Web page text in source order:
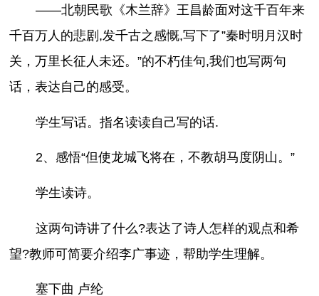
——北朝民歌《木兰辞》王昌龄面对这千百年来
千百万人的悲剧,发千古之感慨,写下了”秦时明月汉时
关，万里长征人未还。”的不朽佳句,我们也写两句
话，表达自己的感受。
学生写话。指名读读自己写的话.
2、感悟“但使龙城飞将在，不教胡马度阴山。”
学生读诗。
这两句诗讲了什么?表达了诗人怎样的观点和希
望?教师可简要介绍李广事迹，帮助学生理解。
塞下曲 卢纶